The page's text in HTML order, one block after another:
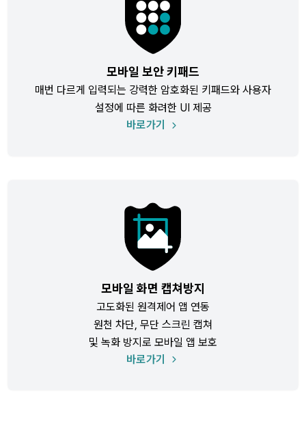
모바일 보안 키패드
매번 다르게 입력되는 강력한 암호화된 키패드와 사용자
설정에 따른 화려한 UI 제공
바로가기
모바일 화면 캡쳐방지
고도화된 원격제어 앱 연동
원천 차단, 무단 스크린 캡쳐
및 녹화 방지로 모바일 앱 보호
바로가기